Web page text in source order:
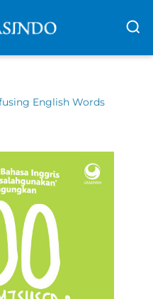
English Words